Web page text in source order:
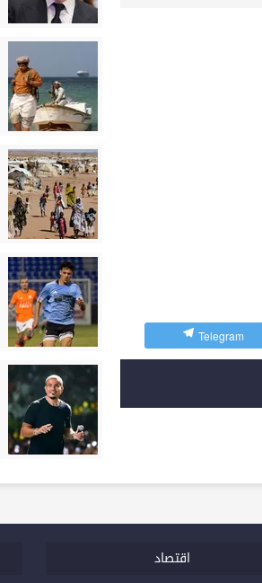
Telegram
اقتصاد